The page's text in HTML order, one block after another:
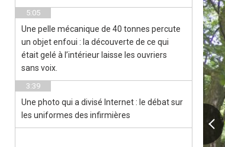
5:05
Une pelle mécanique de 40 tonnes percute
un objet enfoui : la découverte de ce qui
était gelé à l’intérieur laisse les ouvriers
sans voix.
3:39
Une photo qui a divisé Internet : le débat sur
les uniformes des infirmières